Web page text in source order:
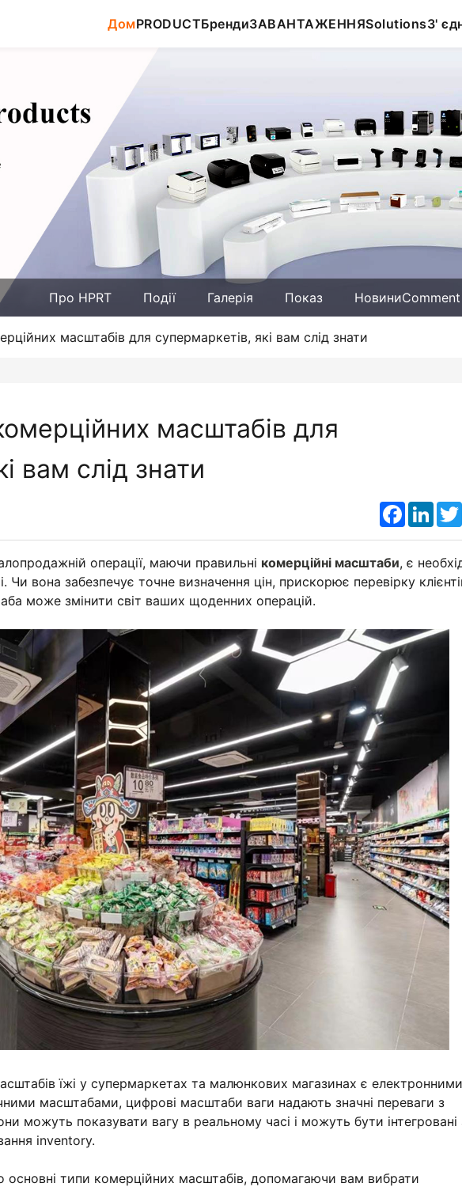
ДомPRODUCTБрендиЗАВАНТАЖЕННЯSolutionsЗ'
Про HPRT Події Галерія Показ НовиниComment
масштабів для супермаркетів, які вам слід знати
масштабів для
вам слід знати
Facebook
операції, маючи правильні комерційні масштаби, є
Чи вона забезпечує точне визначення цін, прискорює перевірку
може змінити світ ваших щоденних операцій.
їжі у супермаркетах та малюнкових магазинах є
масштабами, цифрові масштаби ваги надають значні переваги з
можуть показувати вагу в реальному часі і можуть бути інтегровані
inventory.
типи комерційних масштабів, допомагаючи вам вибрати